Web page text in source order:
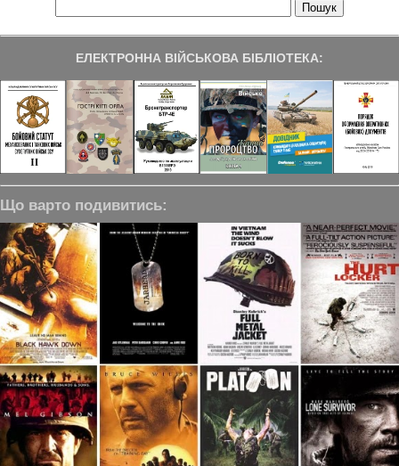
ЕЛЕКТРОННА ВІЙСЬКОВА БІБЛІОТЕКА:
Що варто подивитись: